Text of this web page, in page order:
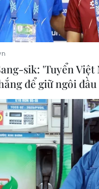
Canada trình lên
qua USMCA
tuyên bố sẽ thúc
Hiệp định USMCA
đối với mặt hàng thép
sik: 'Tuyển Việt
để giữ ngôi đầu